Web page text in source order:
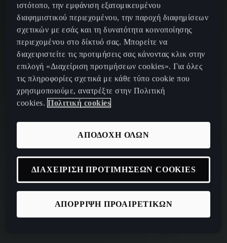
ιστότοπο, την εμφάνιση εξατομικευμένου
διαφημιστικού περιεχομένου, την παροχή διαφημίσεων
σχετικών με εσάς και τη δυνατότητα κοινοποίησης
περιεχομένου στο δίκτυό σας. Μπορείτε να
διαχειριστείτε τις προτιμήσεις σας κάνοντας κλικ στην
επιλογή «Διαχείριση προτιμήσεων cookies». Για όλες
τις πληροφορίες σχετικά με κάθε τύπο cookie που
χρησιμοποιούμε, ανατρέξτε στην Πολιτική
cookies. Πολιτική cookies
ΑΠΟΡΡΙΨΗ ΠΡΟΑΙΡΕΤΙΚΩΝ
ΑΠΟΔΟΧΗ ΟΛΩΝ
ΔΙΑΧΕΙΡΙΣΗ ΠΡΟΤΙΜΗΣΕΩΝ COOKIES